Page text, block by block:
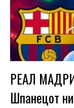
РЕАЛ
Шпанецот